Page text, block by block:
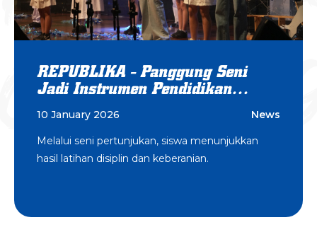
REPUBLIKA - Panggung Seni
Jadi Instrumen Pendidikan
10 January 2026 News
Melalui seni pertunjukan, siswa menunjukkan
hasil latihan disiplin dan keberanian.